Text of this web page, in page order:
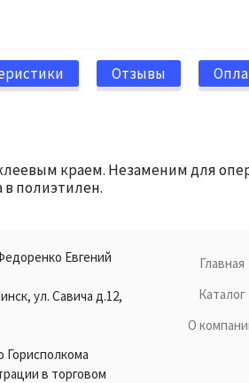
Отзывы
краем. Незаменим для
в полиэтилен.
Евгений
ул. Савича д.12,
Горисполкома
в торговом
Главная
Каталог
О